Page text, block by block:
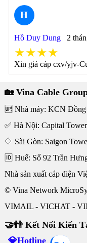
H
Hồ Duy Dung 2
★★★★
Xin giá cáp cxv/yjv-
🏡 Vina Cable
🆙 Nhà máy: KCN
✅ Hà Nội: Capital
🔷 Sài Gòn: Saigon
🆔 Huế: Số 92 Trần
Nhà sản xuất cáp điện
© Vina Network
VIMAIL - VICHAT -
🤝👬 Kết Nối Kiến
💎Hotline